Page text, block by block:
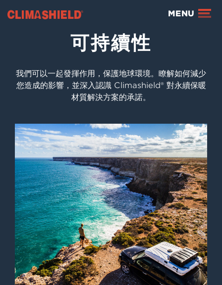
Climashield® MENU
可持續性
我們可以一起發揮作用，保護地球環境。瞭解如何減少
您造成的影響，並深入認識 Climashield® 對永續保暖
材質解決方案的承諾。